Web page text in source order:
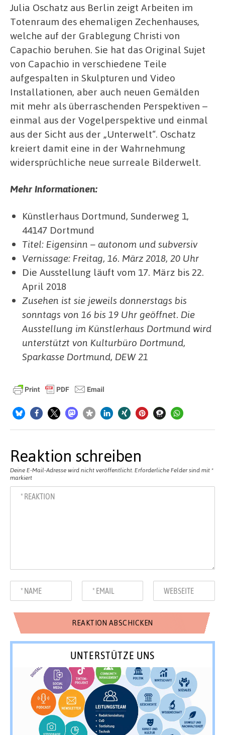
Julia Oschatz aus Berlin zeigt Arbeiten im
Totenraum des ehemaligen Zechenhauses,
welche auf der Grablegung Christi von
Capachio beruhen. Sie hat das Original Sujet
von Capachio in verschiedene Teile
aufgespalten in Skulpturen und Video
Installationen, aber auch neuen Gemälden
mit mehr als überraschenden Perspektiven –
einmal aus der Vogelperspektive und einmal
aus der Sicht aus der „Unterwelt“. Oschatz
kreiert damit eine in der Wahrnehmung
widersprüchliche neue surreale Bilderwelt.
Mehr Informationen:
Künstlerhaus Dortmund, Sunderweg 1,
44147 Dortmund
Titel: Eigensinn – autonom und subversiv
Vernissage: Freitag, 16. März 2018, 20 Uhr
Die Ausstellung läuft vom 17. März bis 22.
April 2018
Zusehen ist sie jeweils donnerstags bis
sonntags von 16 bis 19 Uhr geöffnet. Die
Ausstellung im Künstlerhaus Dortmund wird
unterstützt von Kulturbüro Dortmund,
Sparkasse Dortmund, DEW 21
Reaktion schreiben
Deine E-Mail-Adresse wird nicht veröffentlicht. Erforderliche Felder sind mit *
markiert
UNTERSTÜTZE UNS